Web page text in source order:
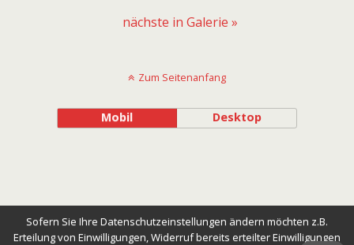
nächste in Galerie »
Zum Seitenanfang
Mobil Desktop
Sofern Sie Ihre Datenschutzeinstellungen ändern möchten z.B.
Erteilung von Einwilligungen, Widerruf bereits erteilter Einwilligungen